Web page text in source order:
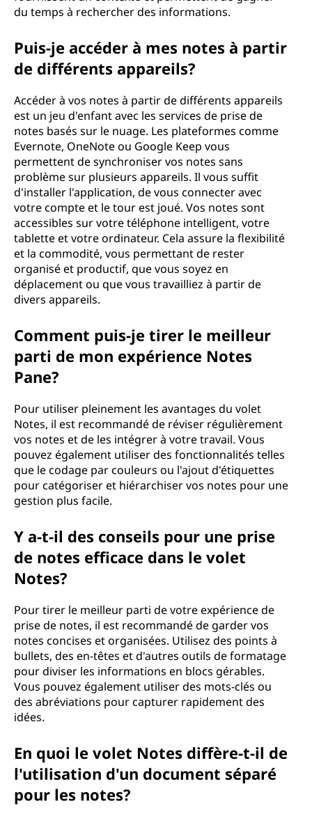
du temps à rechercher des informations.
Puis-je accéder à mes notes à partir
de différents appareils?
Accéder à vos notes à partir de différents appareils
est un jeu d'enfant avec les services de prise de
notes basés sur le nuage. Les plateformes comme
Evernote, OneNote ou Google Keep vous
permettent de synchroniser vos notes sans
problème sur plusieurs appareils. Il vous suffit
d'installer l'application, de vous connecter avec
votre compte et le tour est joué. Vos notes sont
accessibles sur votre téléphone intelligent, votre
tablette et votre ordinateur. Cela assure la flexibilité
et la commodité, vous permettant de rester
organisé et productif, que vous soyez en
déplacement ou que vous travailliez à partir de
divers appareils.
Comment puis-je tirer le meilleur
parti de mon expérience Notes
Pane?
Pour utiliser pleinement les avantages du volet
Notes, il est recommandé de réviser régulièrement
vos notes et de les intégrer à votre travail. Vous
pouvez également utiliser des fonctionnalités telles
que le codage par couleurs ou l'ajout d'étiquettes
pour catégoriser et hiérarchiser vos notes pour une
gestion plus facile.
Y a-t-il des conseils pour une prise
de notes efficace dans le volet
Notes?
Pour tirer le meilleur parti de votre expérience de
prise de notes, il est recommandé de garder vos
notes concises et organisées. Utilisez des points à
bullets, des en-têtes et d'autres outils de formatage
pour diviser les informations en blocs gérables.
Vous pouvez également utiliser des mots-clés ou
des abréviations pour capturer rapidement des
idées.
En quoi le volet Notes diffère-t-il de
l'utilisation d'un document séparé
pour les notes?